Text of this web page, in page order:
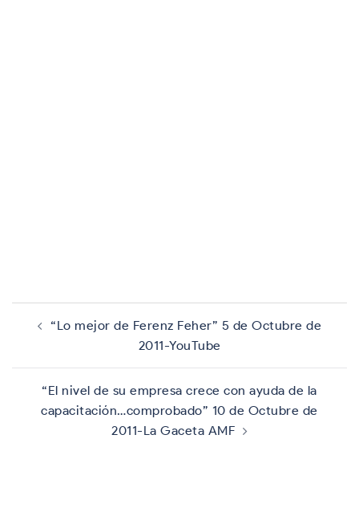
Navegación
“Lo mejor de Ferenz Feher” 5 de Octubre de
2011-YouTube
“El nivel de su empresa crece con ayuda de la
capacitación…comprobado” 10 de Octubre de
2011-La Gaceta AMF